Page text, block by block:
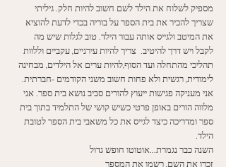
מספיק לשלוח את הילד לשם חשוב להיות חלק. גיליתי
שצריך להכיר את בית הספר על בוריה בכדי לדעת להוציא
את המיטב ולגייס אותה עבור הילד. טוב לגלות שיש מה
לקבל ויש דרך להיטיב.  צריך להיות עירניים, עקביים וללוות
תהליכי מהתחלה ועד הסוף,להיות ערים אל הילדים, מבחינה
לימודית, רגשית ולא פחות חשוב משני הקודמים -חברתית.
אני מעניקה פגישות ייעוץ להורים סביב נושא בית ספר. אני
מלווה הורים באופן פרטי כשיש קושי של התלמיד בתוך בית
ספר ומדריכה כיצד לגייס את כל משאבי בית הספר לטובת
הילד.
השנה כבר נגמרת...אוטוטו חופש גדול
זכרו את השם, רשמו את המספר